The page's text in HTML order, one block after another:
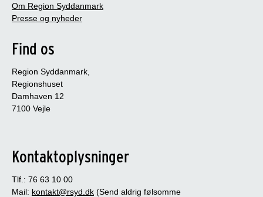
Om Region Syddanmark
Presse og nyheder
Find os
Region Syddanmark,
Regionshuset
Damhaven 12
7100 Vejle
Kontaktoplysninger
Tlf.: 76 63 10 00
Mail: kontakt@rsyd.dk (Send aldrig følsomme